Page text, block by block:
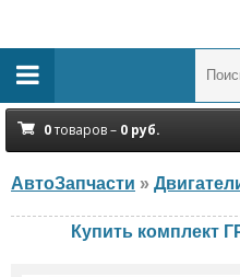
0товаров – 0 руб.
АвтоЗапчасти »
Купить комплект